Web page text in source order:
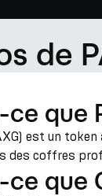
de
que
est un
des coffres
ce que